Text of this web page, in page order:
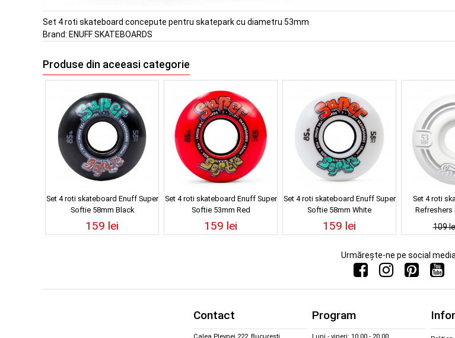
Set 4 roti skateboard concepute pentru skatepark cu diametru 53mm
Brand: ENUFF SKATEBOARDS
Produse din aceeasi categorie
Set 4 roti skateboard Enuff Super
Softie 58mm Black
159 lei
Set 4 roti skateboard Enuff Super
Softie 53mm Red
159 lei
Set 4 roti skateboard Enuff Super
Softie 58mm White
159 lei
Set 4 roti
Refreshers
109
Urmărește-ne pe social
Contact
Calea Plevnei 222, București
Program
Luni - vineri: 10.00 - 20.00